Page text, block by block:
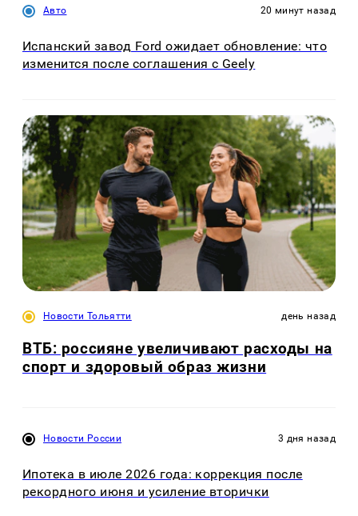
Авто 20 минут назад
Испанский завод Ford ожидает обновление: что
изменится после соглашения с Geely
Новости Тольятти день назад
ВТБ: россияне увеличивают расходы на
спорт и здоровый образ жизни
Новости России 3 дня назад
Ипотека в июле 2026 года: коррекция после
рекордного июня и усиление вторички